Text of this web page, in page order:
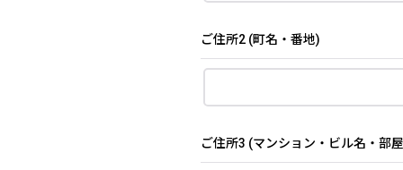
ご住所2 (町名・番地)
ご住所3 (マンション・ビル名・部